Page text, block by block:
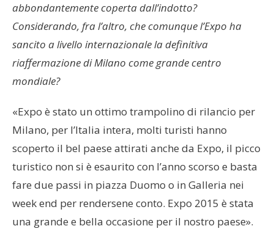
abbondantemente coperta dall’indotto?
Considerando, fra l’altro, che comunque l’Expo ha
sancito a livello internazionale la definitiva
riaffermazione di Milano come grande centro
mondiale?
«Expo è stato un ottimo trampolino di rilancio per
Milano, per l’Italia intera, molti turisti hanno
scoperto il bel paese attirati anche da Expo, il picco
turistico non si è esaurito con l’anno scorso e basta
fare due passi in piazza Duomo o in Galleria nei
week end per rendersene conto. Expo 2015 è stata
una grande e bella occasione per il nostro paese».